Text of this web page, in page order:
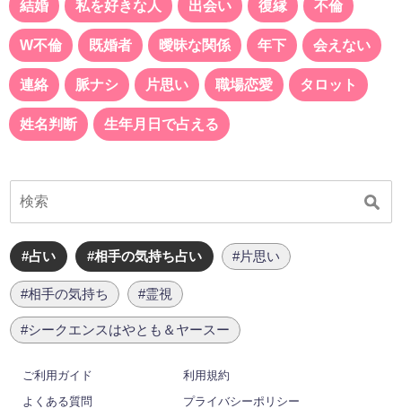
結婚 私を好きな人 出会い 復縁 不倫
W不倫 既婚者 曖昧な関係 年下 会えない
連絡 脈ナシ 片思い 職場恋愛 タロット
姓名判断 生年月日で占える
#占い #相手の気持ち占い #片思い
#相手の気持ち #霊視
#シークエンスはやとも＆ヤースー
ご利用ガイド
利用規約
よくある質問
プライバシーポリシー